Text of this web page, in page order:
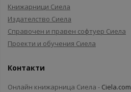
Книжарници Сиела
Издателство Сиела
Справочен и правен софтуер Сиела
Проекти и обучения Сиела
Контакти
Онлайн книжарница Сиела - Ciela.com